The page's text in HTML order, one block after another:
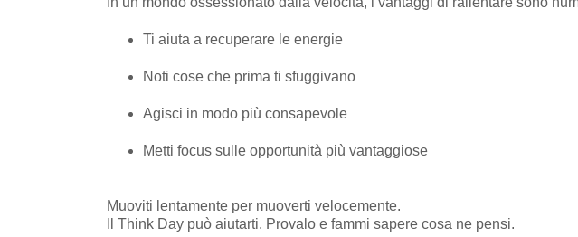
Ti aiuta a recuperare le energie
Noti cose che prima ti sfuggivano
Agisci in modo più consapevole
Metti focus sulle opportunità più vantaggiose
Muoviti lentamente per muoverti velocemente.
Il Think Day può aiutarti. Provalo e fammi sapere cosa ne pensi.